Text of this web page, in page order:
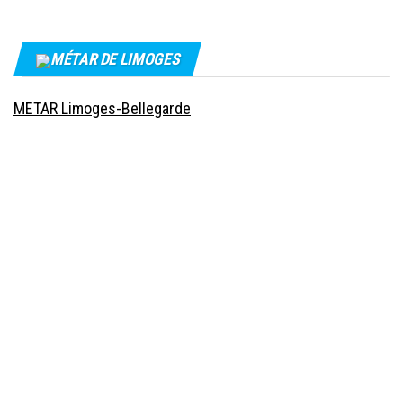
MÉTAR DE LIMOGES
METAR Limoges-Bellegarde